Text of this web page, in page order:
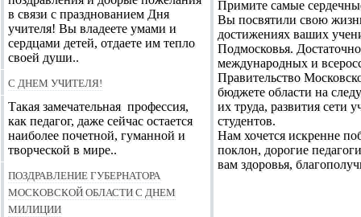
Примите самые
Вы посвятили свою
достижениях ваших
Подмосковья.
международных и
Правительство
бюджете области на
их труда, развития сети
студентов.
Нам хочется искренне
поклон, дорогие
вам здоровья,
в связи с празднованием Дня
учителя! Вы владеете умами и
сердцами детей, отдаете им тепло
своей души..
С днем учителя!
Такая замечательная профессия,
как педагог, даже сейчас остается
наиболее почетной, гуманной и
творческой в мире..
Поздравление губернатора
Московской области с Днем
Милиции